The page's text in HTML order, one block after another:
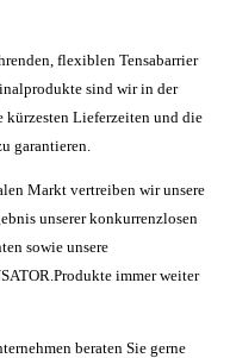
flexiblen Tensabarrier
sind wir in der
kürzesten Lieferzeiten und die
garantieren.
Markt vertreiben wir unsere
unserer konkurrenzlosen
sowie unsere
immer weiter
beraten Sie gerne